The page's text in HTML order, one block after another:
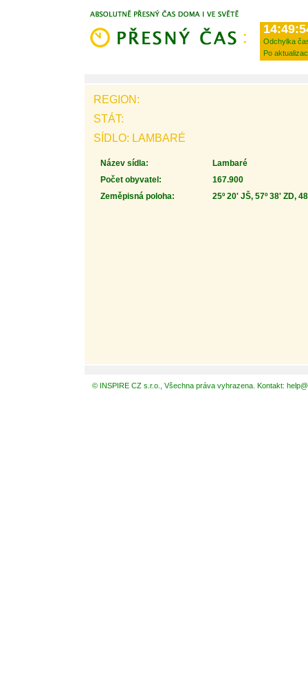
Odchylka
Po
REGION:
STÁT:
SÍDLO: LAMBARÉ
Název sídla:
Lambaré
Počet obyvatel:
167.900
Zeměpisná poloha:
25º 20' JŠ, 57º 38' ZD,
© INSPIRE CZ s.r.o., Všechna práva vyhrazena. Kontakt: